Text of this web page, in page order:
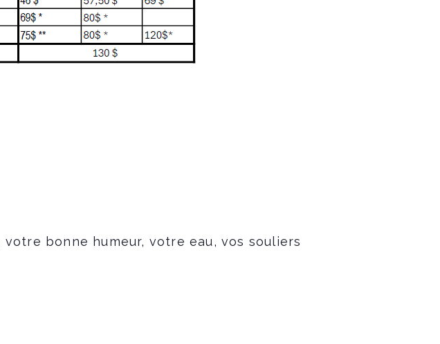
votre bonne humeur, votre eau, vos souliers